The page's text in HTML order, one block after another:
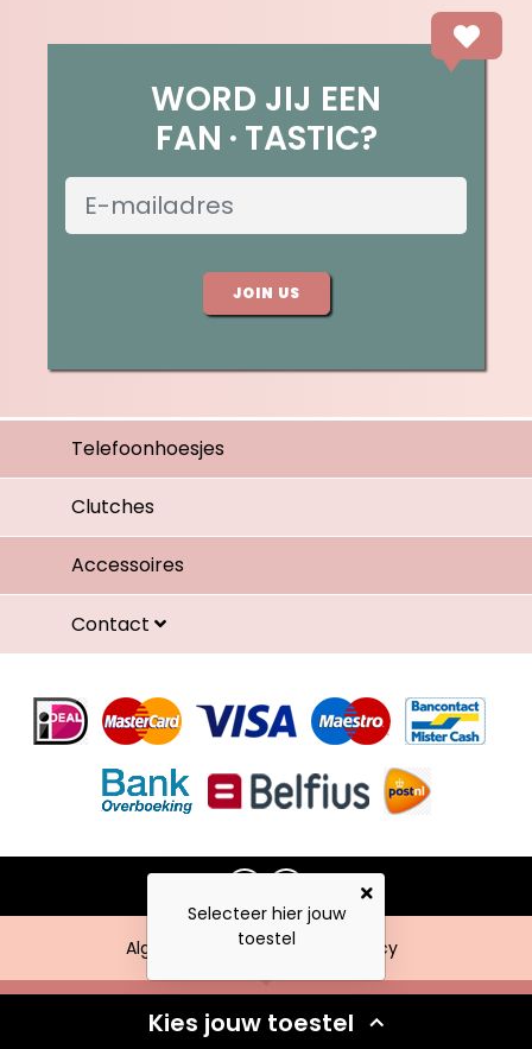
WORD JIJ EEN
FAN TASTIC?
JOIN US
Telefoonhoesjes
Clutches
Accessoires
Contact
Algemene voorwaarden Privacy
Kies jouw toestel
Selecteer hier jouw
toestel